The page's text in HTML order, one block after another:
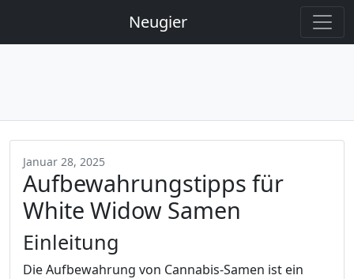
Neugier
Januar 28, 2025
Aufbewahrungstipps für
White Widow Samen
Einleitung
Die Aufbewahrung von Cannabis-Samen ist ein